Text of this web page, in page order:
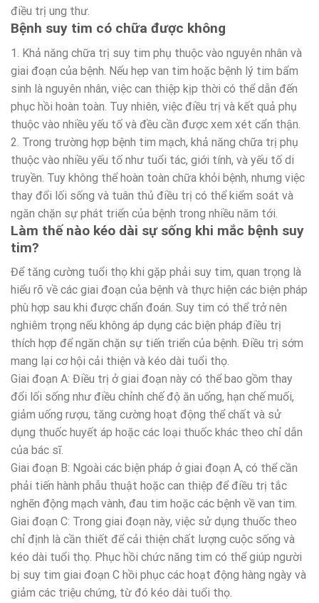
điều trị ung thư.
Bệnh suy tim có chữa được không
1. Khả năng chữa trị suy tim phụ thuộc vào nguyên nhân và
giai đoạn của bệnh. Nếu hẹp van tim hoặc bệnh lý tim bẩm
sinh là nguyên nhân, việc can thiệp kịp thời có thể dẫn đến
phục hồi hoàn toàn. Tuy nhiên, việc điều trị và kết quả phụ
thuộc vào nhiều yếu tố và đều cần được xem xét cẩn thận.
2. Trong trường hợp bệnh tim mạch, khả năng chữa trị phụ
thuộc vào nhiều yếu tố như tuổi tác, giới tính, và yếu tố di
truyền. Tuy không thể hoàn toàn chữa khỏi bệnh, nhưng việc
thay đổi lối sống và tuân thủ điều trị có thể kiểm soát và
ngăn chặn sự phát triển của bệnh trong nhiều năm tới.
Làm thế nào kéo dài sự sống khi mắc bệnh suy
tim?
Để tăng cường tuổi thọ khi gặp phải suy tim, quan trọng là
hiểu rõ về các giai đoạn của bệnh và thực hiện các biện pháp
phù hợp sau khi được chẩn đoán. Suy tim có thể trở nên
nghiêm trọng nếu không áp dụng các biện pháp điều trị
thích hợp để ngăn chặn sự tiến triển của bệnh. Điều trị sớm
mang lại cơ hội cải thiện và kéo dài tuổi thọ.
Giai đoạn A: Điều trị ở giai đoạn này có thể bao gồm thay
đổi lối sống như điều chỉnh chế độ ăn uống, hạn chế muối,
giảm uống rượu, tăng cường hoạt động thể chất và sử
dụng thuốc huyết áp hoặc các loại thuốc khác theo chỉ dẫn
của bác sĩ.
Giai đoạn B: Ngoài các biện pháp ở giai đoạn A, có thể cần
phải tiến hành phẫu thuật hoặc can thiệp để điều trị tắc
nghẽn động mạch vành, đau tim hoặc các bệnh về van tim.
Giai đoạn C: Trong giai đoạn này, việc sử dụng thuốc theo
chỉ định là cần thiết để cải thiện chất lượng cuộc sống và
kéo dài tuổi thọ. Phục hồi chức năng tim có thể giúp người
bị suy tim giai đoạn C hồi phục các hoạt động hàng ngày và
giảm các triệu chứng, từ đó kéo dài tuổi thọ.